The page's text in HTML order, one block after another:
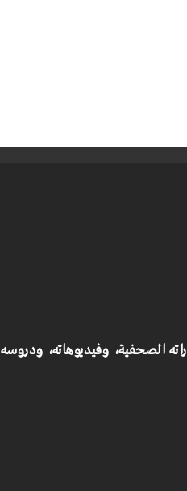
الصحفية، وفيديوهاته، ودروسه